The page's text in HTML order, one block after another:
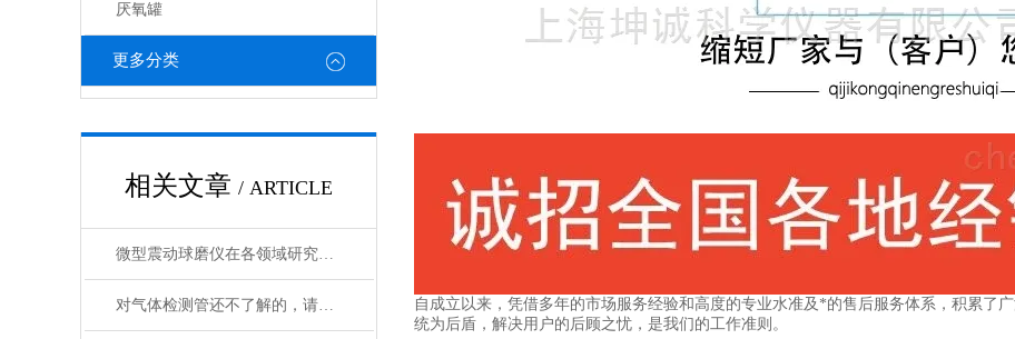
厌氧罐
更多分类
相关文章 / ARTICLE
微型震动球磨仪在各领域研究中的应用
对气体检测管还不了解的，请看这里！
自成立以来，凭借多年的市场服务经验和高度的专业水准及*的售后服务体系，积累了
统为后盾，解决用户的后顾之忧，是我们的工作准则。